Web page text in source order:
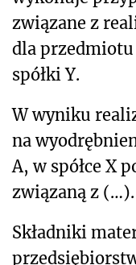
związane z
dla przedmiotu
spółki Y.
W wyniku
na
A, w spółce X
związaną z (…).
Składniki